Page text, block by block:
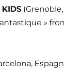
KIDS
»